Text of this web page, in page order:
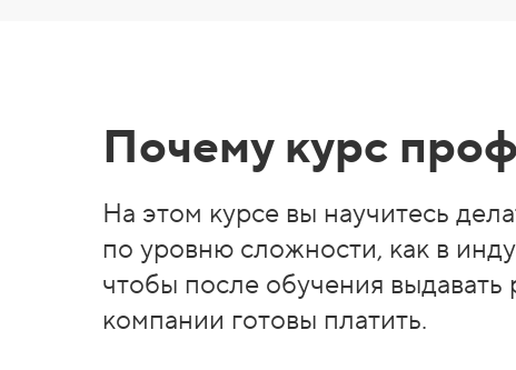
Почему курс
На этом курсе вы научитесь
по уровню сложности, как в
чтобы после обучения выдавать
компании готовы платить.